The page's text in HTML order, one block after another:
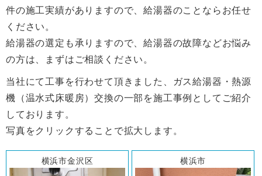
件の施工実績がありますので、給湯器のことならお任せ
ください。
給湯器の選定も承りますので、給湯器の故障などお悩み
の方は、まずはご相談ください。
当社にて工事を行わせて頂きました、ガス給湯器・熱源
機（温水式床暖房）交換の一部を施工事例としてご紹介
しております。
写真をクリックすることで拡大します。
横浜市金沢区 横浜市